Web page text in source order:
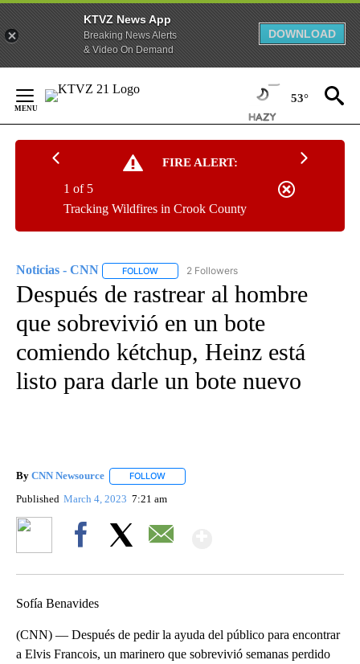
KTVZ News App
Breaking News Alerts
& Video On Demand
DOWNLOAD
Content
53°
FIRE ALERT:
Tracking Wildfires in Crook County
1 of 5
Noticias - CNN FOLLOW FOLLOW "NOTICIAS - CNN" TO RECEIVE
2 Followers
Después de rastrear al hombre
que sobrevivió en un bote
comiendo kétchup, Heinz está
listo para darle un bote nuevo
By CNN Newsource FOLLOW
Published March 4, 2023 7:21 am
Sofía Benavides
(CNN) — Después de pedir la ayuda del público para encontrar
a Elvis Francois, un marinero que sobrevivió semanas perdido